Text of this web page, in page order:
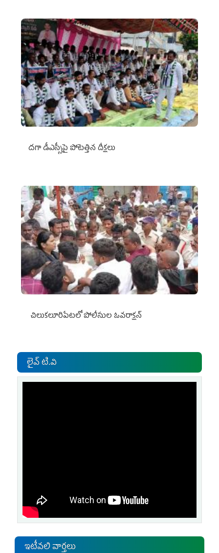
దగా డీఎస్సీపై పోటెత్తిన దీక్షలు
చిలుక‌లూరిపేట‌లో పోలీసుల ఓవ‌రాక్ష‌న్‌
లైవ్ టి.వి
ఇటీవలి వార్తలు